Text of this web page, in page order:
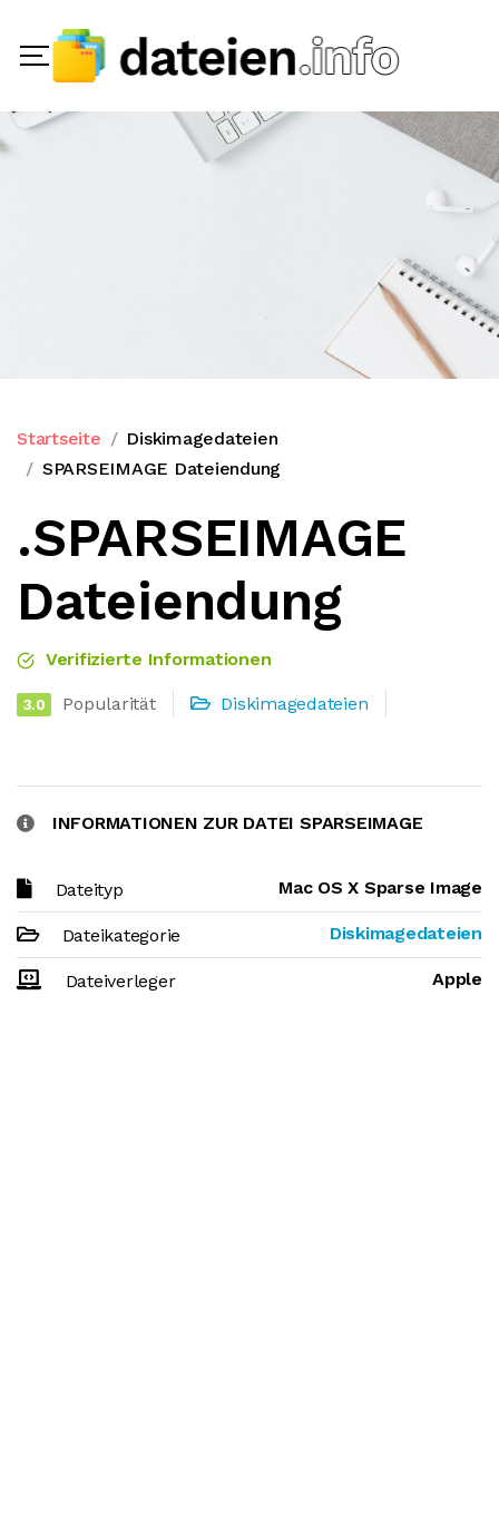
Startseite
Diskimagedateien
SPARSEIMAGE Dateiendung
.SPARSEIMAGE
Dateiendung
Verifizierte Informationen
3.0 Popularität Diskimagedateien
INFORMATIONEN ZUR DATEI SPARSEIMAGE
Dateityp Mac OS X Sparse Image
Dateikategorie Diskimagedateien
Dateiverleger Apple